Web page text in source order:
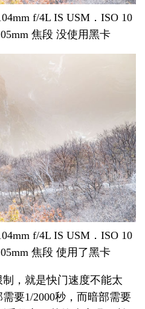
f/4L IS USM．ISO 10
焦段 没使用黑卡
f/4L IS USM．ISO 10
焦段 使用了黑卡
，就是快门速度不能太
要1/2000秒，而暗部需要